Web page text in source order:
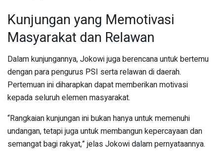
Kunjungan yang Memotivasi
Masyarakat dan Relawan
Dalam kunjungannya, Jokowi juga berencana untuk bertemu
dengan para pengurus PSI serta relawan di daerah.
Pertemuan ini diharapkan dapat memberikan motivasi
kepada seluruh elemen masyarakat.
“Rangkaian kunjungan ini bukan hanya untuk memenuhi
undangan, tetapi juga untuk membangun kepercayaan dan
semangat bagi rakyat,” jelas Jokowi dalam pernyataannya.